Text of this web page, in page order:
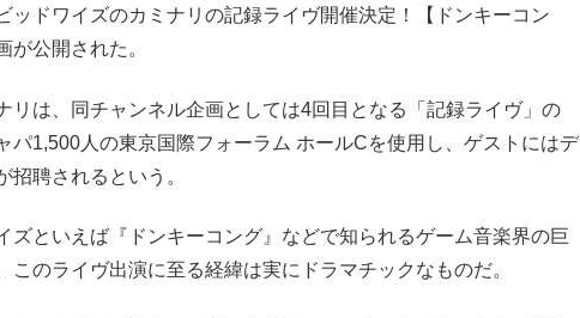
ッドワイズのカミナリの記録ライヴ開催決定！【ドンキーコン
が公開された。
は、同チャンネル企画としては4回目となる「記録ライヴ」の
パ1,500人の東京国際フォーラム ホールCを使用し、ゲストにはデ
招聘されるという。
といえば『ドンキーコング』などで知られるゲーム音楽界の巨
このライヴ出演に至る経緯は実にドラマチックなものだ。